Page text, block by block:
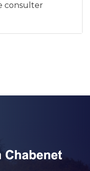
consulter